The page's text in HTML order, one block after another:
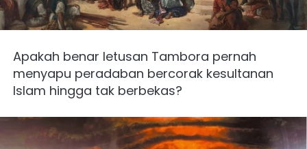
Apakah benar letusan Tambora pernah
menyapu peradaban bercorak kesultanan
Islam hingga tak berbekas?